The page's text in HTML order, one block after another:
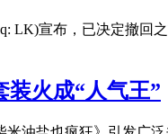
LK)宣布，已决定撤
火成“人气王”